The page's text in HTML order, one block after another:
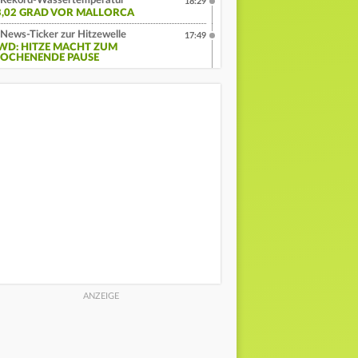
GRAD VOR MALLORCA
News-Ticker zur Hitzewelle
HITZE MACHT ZUM
PAUSE
17:49